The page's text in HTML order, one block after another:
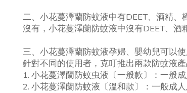
二、小花蔓澤蘭防蚊液中有DEET、酒精、
沒有，小花蔓澤蘭防蚊液中沒有DEET、酒
三、小花蔓澤蘭防蚊液孕婦、嬰幼兒可以使
針對不同的使用者，克叮推出兩款防蚊液
1. 小花蔓澤蘭防蚊虫液〔一般款〕：一般成
2. 小花蔓澤蘭防蚊液〔溫和款〕：一般成